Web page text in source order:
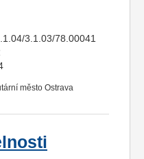
3.1.03/78.00041
město Ostrava